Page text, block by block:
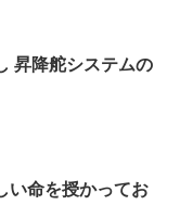
昇降舵システムの
い命を授かってお